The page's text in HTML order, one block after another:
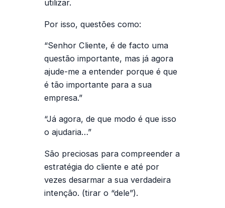
utilizar.
Por isso, questões como:
“Senhor Cliente, é de facto uma
questão importante, mas já agora
ajude-me a entender porque é que
é tão importante para a sua
empresa.”
“Já agora, de que modo é que isso
o ajudaria…”
São preciosas para compreender a
estratégia do cliente e até por
vezes desarmar a sua verdadeira
intenção. (tirar o “dele”).